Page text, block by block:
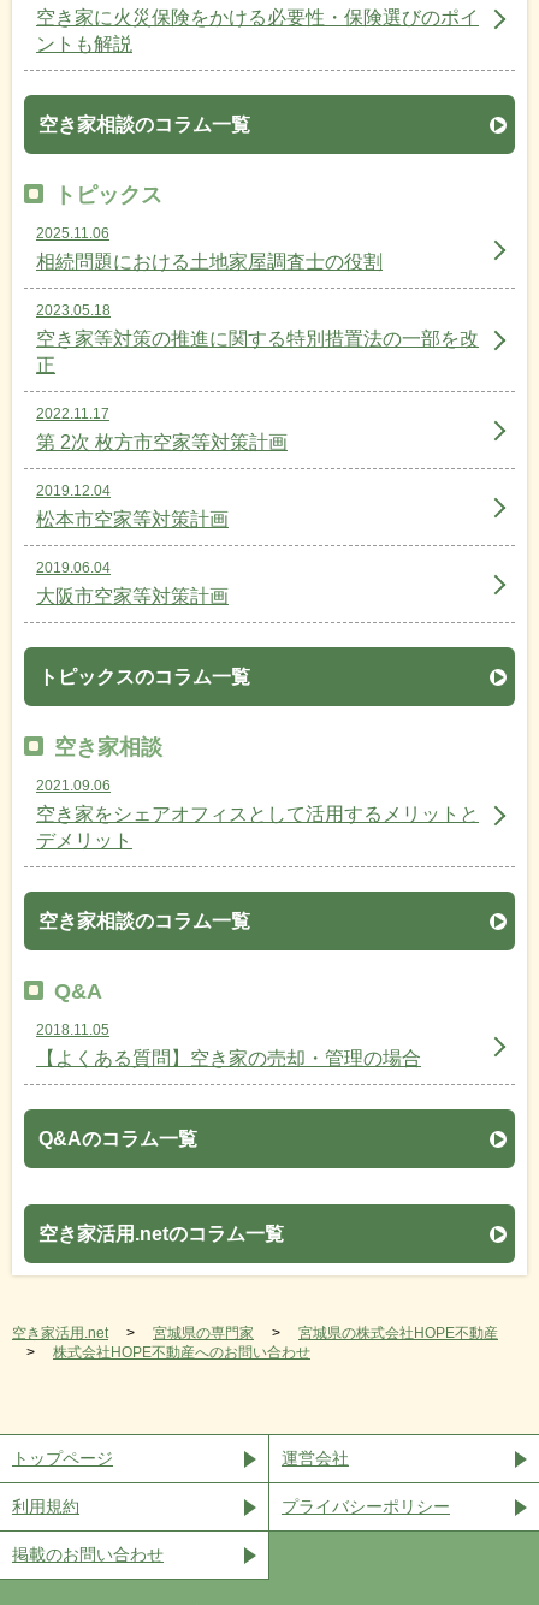
空き家に火災保険をかける必要性・保険選びのポイ
ントも解説
空き家相談のコラム一覧
トピックス
2025.11.06
相続問題における土地家屋調査士の役割
2023.05.18
空き家等対策の推進に関する特別措置法の一部を改
正
2022.11.17
第 2次 枚方市空家等対策計画
2019.12.04
松本市空家等対策計画
2019.06.04
大阪市空家等対策計画
トピックスのコラム一覧
空き家相談
2021.09.06
空き家をシェアオフィスとして活用するメリットと
デメリット
空き家相談のコラム一覧
Q&A
2018.11.05
【よくある質問】空き家の売却・管理の場合
Q&Aのコラム一覧
空き家活用.netのコラム一覧
空き家活用.net 宮城県の専門家
宮城県の株式会社HOPE不動産
株式会社HOPE不動産へのお問い合わせ
トップページ 運営会社
利用規約 プライバシーポリシー
掲載のお問い合わせ